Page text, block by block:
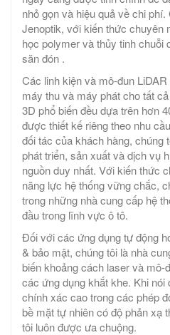
nhỏ gọn và hiệu quả về chi
Jenoptik, với kiến ​​thức chuyên
học polymer và thủy tinh chuỗi
săn đón .
Các linh kiện và mô-đun
máy thu và máy phát cho tất
3D phổ biến đều dựa trên hơn
được thiết kế riêng theo nhu
đối tác của khách hàng, chúng
phát triển, sản xuất và dịch vụ
nguồn duy nhất. Với kiến ​​thức
năng lực hệ thống vững chắc,
trong những nhà cung cấp hệ
đầu trong lĩnh vực ô tô.
Đối với các ứng dụng tự động
& bảo mật, chúng tôi là nhà
biến khoảng cách laser và mô-
các ứng dụng khắt khe. Khi
chính xác cao trong các phép
bề mặt tự nhiên có độ phản xạ
tôi luôn được ưa chuộng.